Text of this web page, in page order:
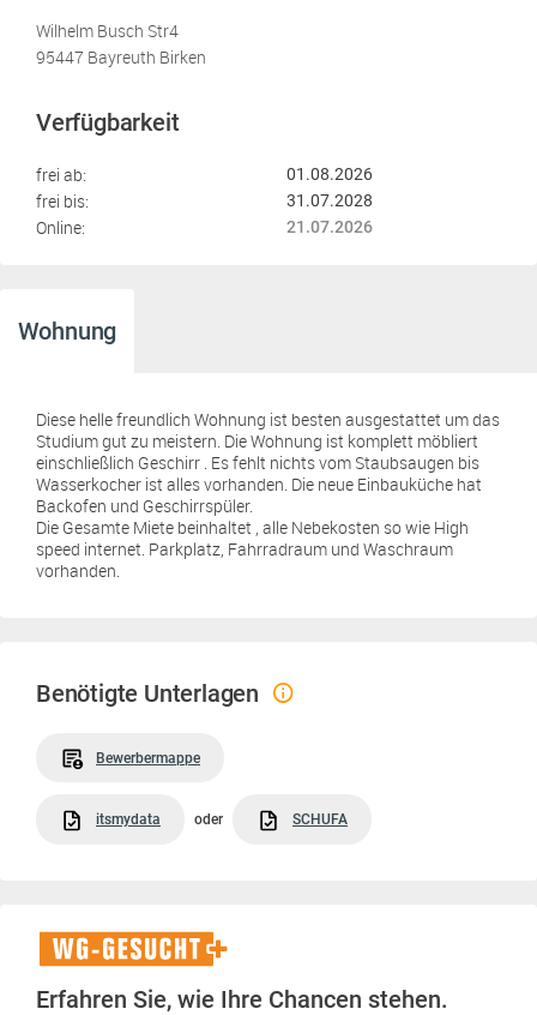
Wilhelm Busch Str4
95447 Bayreuth Birken
Verfügbarkeit
frei ab: 01.08.2026
frei bis: 31.07.2028
Online: 21.07.2026
Wohnung
Diese helle freundlich Wohnung ist besten ausgestattet um das
Studium gut zu meistern. Die Wohnung ist komplett möbliert
einschließlich Geschirr . Es fehlt nichts vom Staubsaugen bis
Wasserkocher ist alles vorhanden. Die neue Einbauküche hat
Backofen und Geschirrspüler.
Die Gesamte Miete beinhaltet , alle Nebekosten so wie High
speed internet. Parkplatz, Fahrradraum und Waschraum
vorhanden.
Benötigte Unterlagen
Bewerbermappe
itsmydata oder SCHUFA
WG-
Gesucht+
Erfahren Sie, wie Ihre Chancen stehen.